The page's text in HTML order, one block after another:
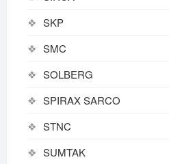
SKP
SMC
SOLBERG
SPIRAX SARCO
STNC
SUMTAK